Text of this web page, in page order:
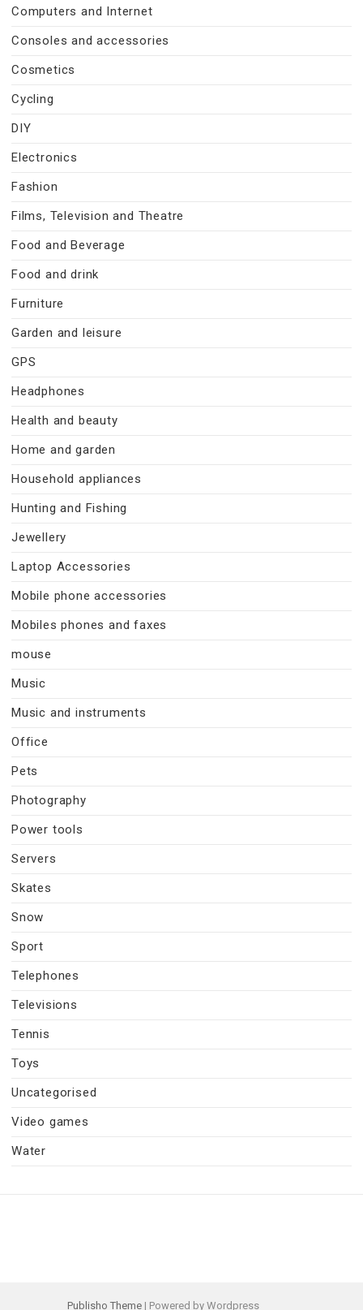
Computers and Internet
Consoles and accessories
Cosmetics
Cycling
DIY
Electronics
Fashion
Films, Television and Theatre
Food and Beverage
Food and drink
Furniture
Garden and leisure
GPS
Headphones
Health and beauty
Home and garden
Household appliances
Hunting and Fishing
Jewellery
Laptop Accessories
Mobile phone accessories
Mobiles phones and faxes
mouse
Music
Music and instruments
Office
Pets
Photography
Power tools
Servers
Skates
Snow
Sport
Telephones
Televisions
Tennis
Toys
Uncategorised
Video games
Water
Publisho Theme | Powered by Wordpress